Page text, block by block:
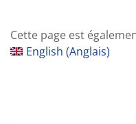
Cette page est
English (Anglais)